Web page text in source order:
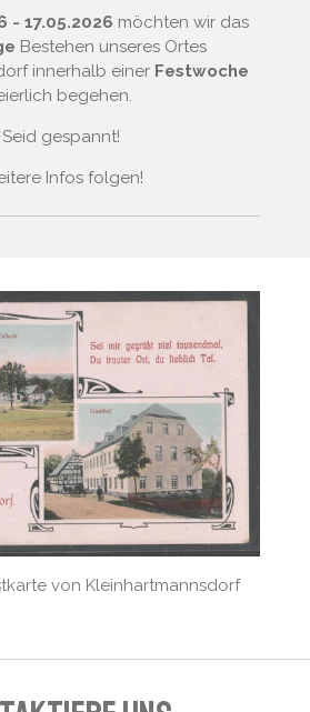
- 17.05.2026 möchten wir das
Bestehen unseres Ortes
innerhalb einer Festwoche
begehen.
Seid gespannt!
Infos folgen!
von Kleinhartmannsdorf